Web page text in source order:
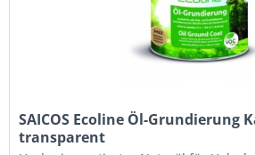
SAICOS Ecoline Öl-Grundierung
transparent